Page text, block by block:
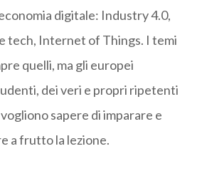
digitale: Industry 4.0,
tech, Internet of Things. I temi
quelli, ma gli europei
dei veri e propri ripetenti
sapere di imparare e
a frutto la lezione.